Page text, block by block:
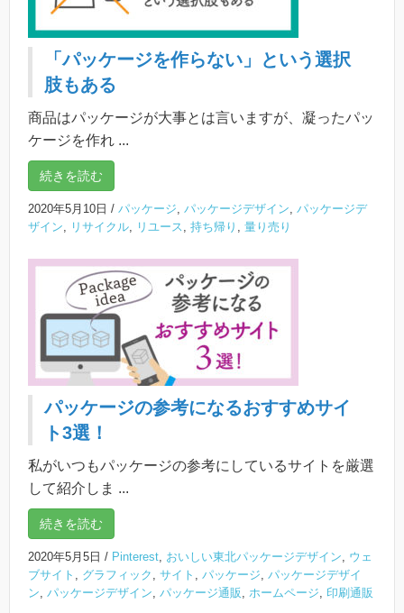
「パッケージを作らない」という選択
肢もある
商品はパッケージが大事とは言いますが、凝ったパッ
ケージを作れ ...
続きを読む
2020年5月10日 / パッケージ, パッケージデザイン, パッケージデ
ザイン, リサイクル, リユース, 持ち帰り , 量り売り
パッケージの参考になるおすすめサイ
ト3選！
私がいつもパッケージの参考にしているサイトを厳選
して紹介しま ...
続きを読む
2020年5月5日 / Pinterest, おいしい東北パッケージデザイン, ウェ
ブサイト , グラフィック , サイト , パッケージ, パッケージデザイ
ン, パッケージデザイン, パッケージ通販 , ホームページ, 印刷通販